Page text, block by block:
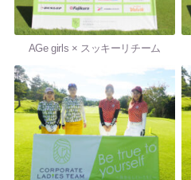
AGe girls × スッキーリチーム